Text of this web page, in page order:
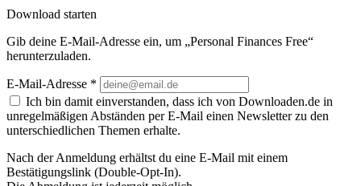
Download starten
Gib deine E-Mail-Adresse ein, um „Personal Finances Free“
herunterzuladen.
E-Mail-Adresse *
Ich bin damit einverstanden, dass ich von Downloaden.de in
unregelmäßigen Abständen per E-Mail einen Newsletter zu den
unterschiedlichen Themen erhalte.
Nach der Anmeldung erhältst du eine E-Mail mit einem
Bestätigungslink (Double-Opt-In).